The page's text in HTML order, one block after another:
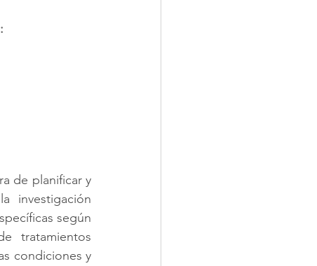
de planificar y
investigación
según
tratamientos
condiciones y